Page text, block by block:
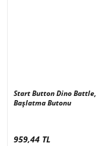
Start Button Dino Battle,
Başlatma Butonu
959,44 TL